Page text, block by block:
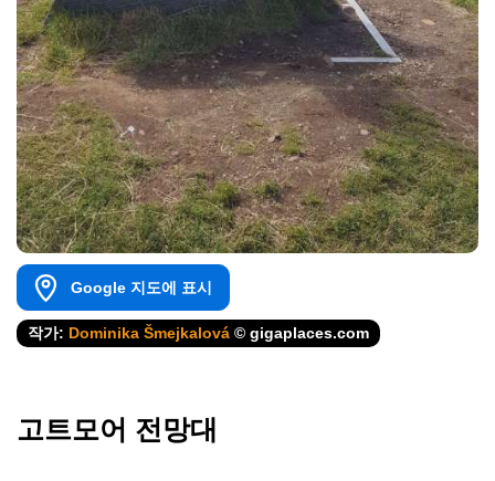
Google 지도에 표시
작가: Dominika Šmejkalová © gigaplaces.com
고트모어 전망대